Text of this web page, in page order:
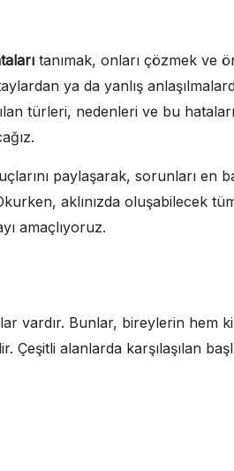
tanımak, onları çözmek ve
ya da yanlış
türleri, nedenleri ve bu
paylaşarak, sorunları en
aklınızda oluşabilecek
amaçlıyoruz.
vardır. Bunlar, bireylerin hem
alanlarda karşılaşılan